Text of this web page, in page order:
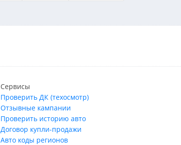
Сервисы
Проверить ДК (техосмотр)
Отзывные кампании
Проверить историю авто
Договор купли-продажи
Авто коды регионов